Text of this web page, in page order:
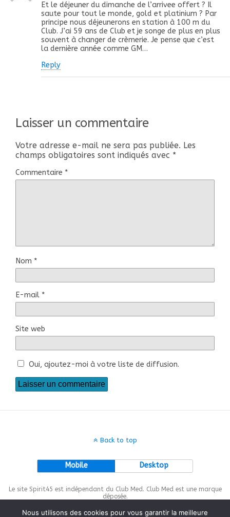
Et le déjeuner du dimanche de l’arrivee offert ? Il
saute pour tout le monde, gold et platinium ? Par
principe nous déjeunerons en station à 100 m du
Club. J’ai 59 ans de Club et je songe de plus en plus
souvent à changer de crèmerie. Je pense que c’est
la dernière année comme GM…
Reply
Laisser un commentaire
Votre adresse e-mail ne sera pas publiée. Les
champs obligatoires sont indiqués avec *
Commentaire *
Nom *
E-mail *
Site web
Oui, ajoutez-moi à votre liste de diffusion.
Back to top
Mobile Desktop
Le site Spirit45 est indépendant du Club Med. Club Med est une marque
déposée.
Nous utilisons des cookies pour vous garantir la meilleure